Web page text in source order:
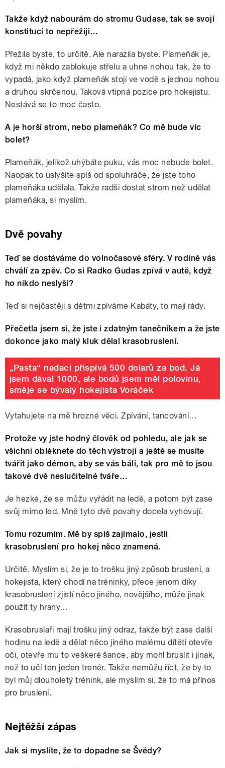
Takže když nabourám do stromu Gudase, tak se svojí
konstitucí to nepřežiji…
Přežila byste, to určitě. Ale narazila byste. Plameňák je,
když mi někdo zablokuje střelu a uhne nohou tak, že to
vypadá, jako když plameňák stojí ve vodě s jednou nohou
a druhou skrčenou. Taková vtipná pozice pro hokejistu.
Nestává se to moc často.
A je horší strom, nebo plameňák? Co mě bude víc
bolet?
Plameňák, jelikož uhýbáte puku, vás moc nebude bolet.
Naopak to uslyšíte spíš od spoluhráče, že jste toho
plameňáka udělala. Takže radši dostat strom než udělat
plameňáka, si myslím.
Dvě povahy
Teď se dostáváme do volnočasové sféry. V rodině vás
chválí za zpěv. Co si Radko Gudas zpívá v autě, když
ho nikdo neslyší?
Teď si nejčastěji s dětmi zpíváme Kabáty, to mají rády.
Přečetla jsem si, že jste i zdatným tanečníkem a že jste
dokonce jako malý kluk dělal krasobruslení.
„Pasta“ nadaci přispívá 500 dolarů za bod. Já
jsem dával 1000, ale bodů jsem měl polovinu,
směje se bývalý hokejista Voráček
Vytahujete na mě hrozné věci. Zpívání, tancování…
Protože vy jste hodný člověk od pohledu, ale jak se
všichni obléknete do těch výstrojí a ještě se musíte
tvářit jako démon, aby se vás báli, tak pro mě to jsou
takové dvě neslučitelné tváře…
Je hezké, že se můžu vyřádit na ledě, a potom být zase
svůj mimo led. Mně tyto dvě povahy docela vyhovují.
Tomu rozumím. Mě by spíš zajímalo, jestli
krasobruslení pro hokej něco znamená.
Určitě. Myslím si, že je to trošku jiný způsob bruslení, a
hokejista, který chodí na tréninky, přece jenom díky
krasobruslení zjistí něco jiného, novějšího, může jinak
použít ty hrany…
Krasobruslaři mají trošku jiný odraz, takže být zase další
hodinu na ledě a dělat něco jiného malému dítěti otevře
oči, otevře mu to veškeré šance, aby mohl bruslit i jinak,
než to učí ten jeden trenér. Takže nemůžu říct, že by to
byl můj dlouholetý trénink, ale myslím si, že to má přínos
pro bruslení.
Nejtěžší zápas
Jak si myslíte, že to dopadne se Švédy?